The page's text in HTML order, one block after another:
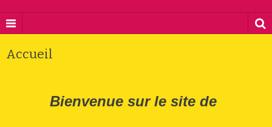
Accueil
Bienvenue sur le site de